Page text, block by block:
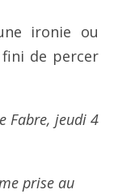
ironie ou
fini de percer
jeudi 4
prise au